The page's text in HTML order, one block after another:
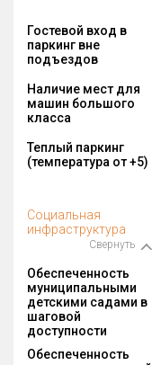
Гостевой вход в
паркинг вне
подъездов
Наличие мест для
машин большого
класса
Теплый паркинг
(температура от +5)
Социальная
инфраструктура
Свернуть
Обеспеченность
муниципальными
детскими садами в
шаговой
доступности
Обеспеченность